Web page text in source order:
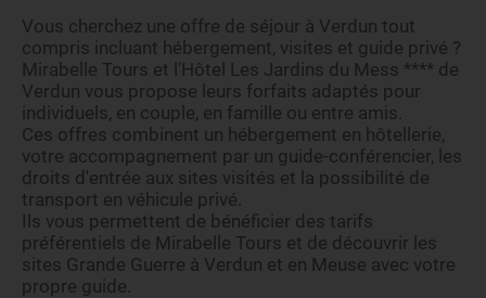
Vous cherchez une offre de séjour à Verdun tout
compris incluant hébergement, visites et guide privé ?
Mirabelle Tours et l'Hôtel Les Jardins du Mess **** de
Verdun vous propose leurs forfaits adaptés pour
individuels, en couple, en famille ou entre amis.
Ces offres combinent un hébergement en hôtellerie,
votre accompagnement par un guide-conférencier, les
droits d'entrée aux sites visités et la possibilité de
transport en véhicule privé.
Ils vous permettent de bénéficier des tarifs
préférentiels de Mirabelle Tours et de découvrir les
sites Grande Guerre à Verdun et en Meuse avec votre
propre guide.